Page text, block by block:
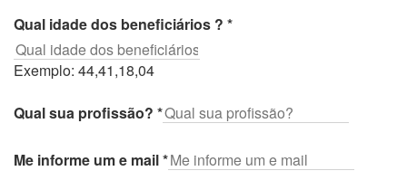
Qual idade dos beneficiários ? *
Exemplo: 44,41,18,04
Qual sua profissão? *
Me informe um e mail*